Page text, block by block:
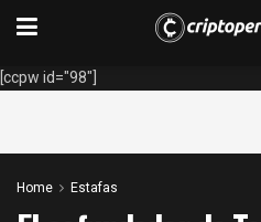
[ccpw id="98"]
Home Estafas